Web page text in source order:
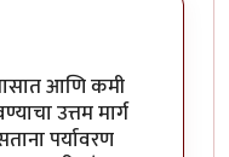
आणि कमी
उत्तम मार्ग
पर्यावरण